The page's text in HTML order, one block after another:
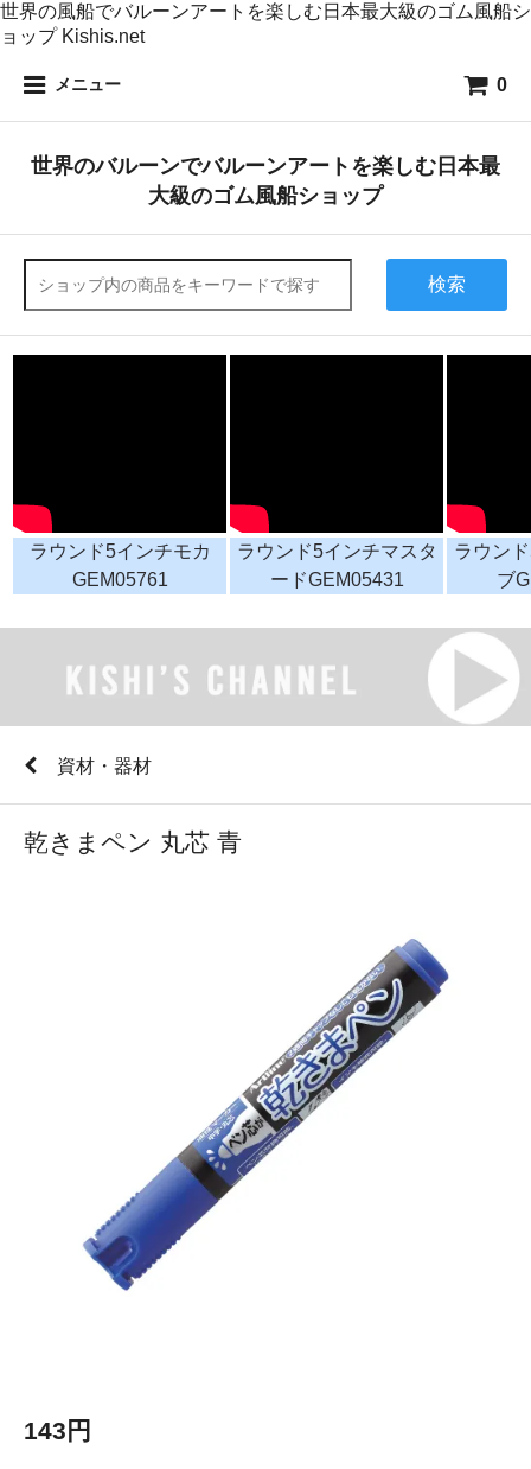
世界の風船でバルーンアートを楽しむ日本最大級のゴム風船シ
ョップ Kishis.net
メニュー 0
世界のバルーンでバルーンアートを楽しむ日本最
大級のゴム風船ショップ
検索
ラウンド5インチモカ
GEM05761
ラウンド5インチマスタ
ードGEM05431
ラウン
ブ
資材・器材
乾きまペン 丸芯 青
143円